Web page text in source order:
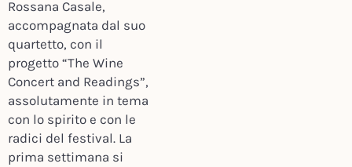
Rossana Casale,
accompagnata dal suo
quartetto, con il
progetto “The Wine
Concert and Readings”,
assolutamente in tema
con lo spirito e con le
radici del festival. La
prima settimana si